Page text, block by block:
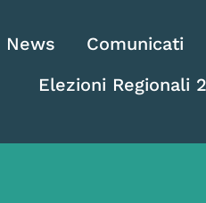
News Comunicati
Elezioni Regionali